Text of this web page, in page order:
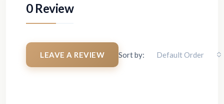
0 Review
Sort by: Default Order
LEAVE A REVIEW